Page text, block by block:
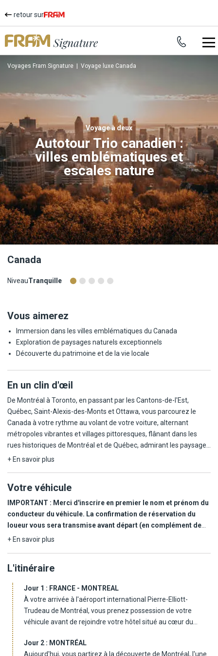
retour sur
Voyages Fram Signature Voyage luxe Canada
voyage à deux
Autotour Trio canadien :
villes emblématiques et
escales nature
Canada
NiveauTranquille
Vous aimerez
Immersion dans les villes emblématiques du Canada
Exploration de paysages naturels exceptionnels
Découverte du patrimoine et de la vie locale
En un clin d'œil
De Montréal à Toronto, en passant par les Cantons-de-l'Est,
Québec, Saint-Alexis-des-Monts et Ottawa, vous parcourez le
Canada à votre rythme au volant de votre voiture, alternant
métropoles vibrantes et villages pittoresques, flânant dans les
rues historiques de Montréal et de Québec, admirant les paysages
majestueux du lac Memphrémagog, des rivières et forêts de
lors de randonnées, de balades en kayak ou en canot, découvrant
la faune locale et la douceur de vivre de petites localités comme
Saint-Alexis-des-Monts, et terminant par l'impressionnante
puissance des chutes du Niagara avant de rejoindre Toronto et de
reprendre votre vol vers la France, le cœur rempli de souvenirs et
+ En savoir plus
Votre véhicule
IMPORTANT : Merci d'inscrire en premier le nom et prénom du
conducteur du véhicule. La confirmation de réservation du
loueur vous sera transmise avant départ (en complément de
votre carnet de voyages). A votre arrivée à l'aéroport, veuillez
Dans le cadre de cet autotour, vous bénéficiez de la location d'un
véhicule de catégorie ICAR (intermédiaire) type Hyundai Elantra ou
similaire (4/5 places) pris et remis à l'aéroport.
Termes et conditions
Le conducteur doit obligatoirement présenter auprès du loueur :
son permis de conduire français, sa pièce d'identité, une carte de
crédit personnelle à son nom de type VISA ou MASTERCARD sur
+ En savoir plus
L'itinéraire
Jour 1 : FRANCE - MONTREAL
À votre arrivée à l'aéroport international Pierre-Elliott-
Trudeau de Montréal, vous prenez possession de votre
véhicule avant de rejoindre votre hôtel situé au cœur du
première immersion dans cette ville francophone vibrante, à
Jour 2 : MONTRÉAL
Aujourd'hui, vous partirez à la découverte de Montréal, l'une